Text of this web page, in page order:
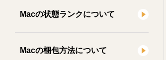
Macの状態ランクについて
Macの梱包方法について